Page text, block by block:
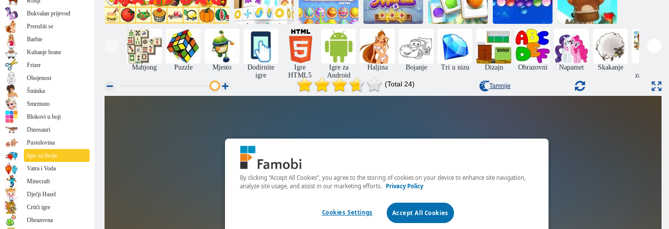
Leptir kyodai
Mahjong
Fortuna
Onet Connect
Mahjong sa
leptirima
Božićni mahjong
Mahjong
Povijest
Mahjong 3d
Mahjong Slatki
Uskrs
Manija kocke
Sretna
poljoprivredna
berba
Beskonačni
mjehurići
Bubble Shooter:
Infinity
Mahjong Puzzle Mjesto
Dodirnite
igre
Igre
HTML5
Igre za
Android
Haljina Bojanje Tri u nizu Dizajn Obrazovni Napamet Skakanje
zagonetke
(Total 24) Tamnije
Bukvalan prijevod
Prerušiti se
Barbie
Kuhanje hrane
Frizer
Obojenost
Šminka
Smrznuto
Blokovi u boji
Dinosauri
Pustolovina
Igre za dvoje
Vatra i Voda
Minecraft
Dječji Hazel
Crtići igre
Obrazovna